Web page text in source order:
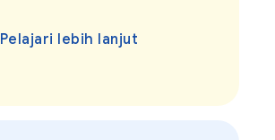
Pelajari lebih lanjut